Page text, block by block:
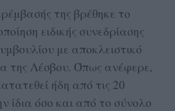
της βρέθηκε το
ειδικής συνεδρίασης
με αποκλειστικό
της Λέσβου. Όπως ανέφερε,
ήδη από τις 20
ίδια όσο και από το σύνολο